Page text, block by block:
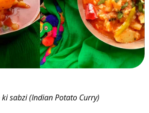
sabzi (Indian Potato Curry)